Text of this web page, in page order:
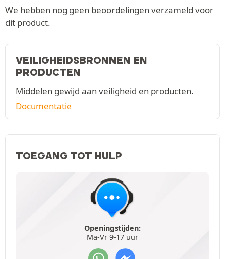
We hebben nog geen beoordelingen verzameld voor
dit product.
VEILIGHEIDSBRONNEN EN
PRODUCTEN
Middelen gewijd aan veiligheid en producten.
Documentatie
TOEGANG TOT HULP
Openingstijden:
Ma-Vr 9-17 uur